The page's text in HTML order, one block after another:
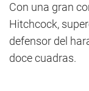
Con una gran
Hitchcock,
defensor del
doce cuadras.